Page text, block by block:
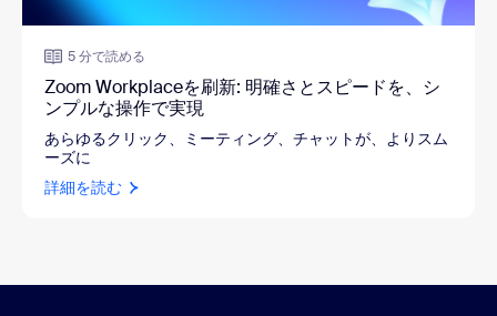
5 分で読める
Zoom Workplaceを刷新: 明確さとスピードを、シ
ンプルな操作で実現
あらゆるクリック、ミーティング、チャットが、よりスム
ーズに
詳細を読む